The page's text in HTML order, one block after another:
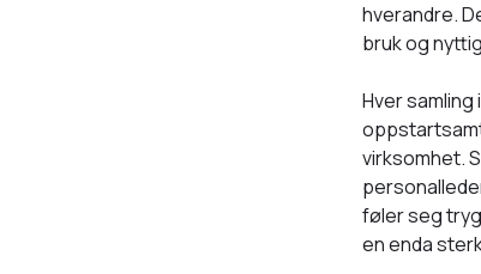
hverandre.
bruk og
Hver
virksomhet.
føler seg
en enda